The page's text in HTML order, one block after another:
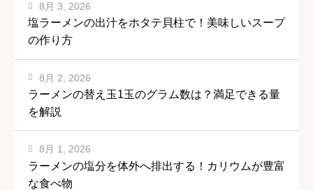
塩ラーメンの出汁をホタテ貝柱で！美味しいスープ
の作り方
8月 3, 2026
ラーメンの替え玉1玉のグラム数は？満足できる量
を解説
8月 2, 2026
ラーメンの塩分を体外へ排出する！カリウムが豊富
な食べ物
8月 1, 2026